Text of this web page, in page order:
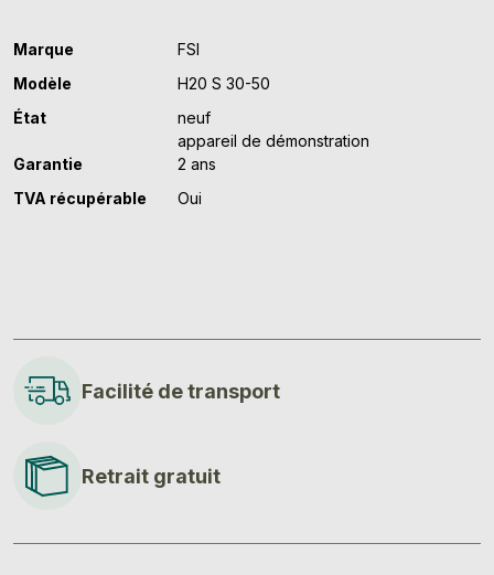
Marque
FSI
Modèle
H20 S 30-50
État
neuf
appareil de démonstration
Garantie
2 ans
TVA récupérable
Oui
Facilité de transport
Retrait gratuit